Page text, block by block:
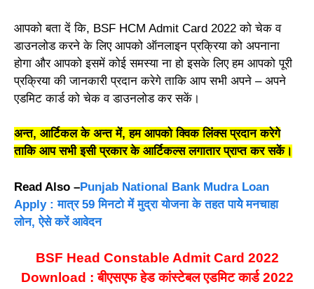
आपको बता दें कि, BSF HCM Admit Card 2022 को चेक व
डाउनलोड करने के लिए आपको ऑनलाइन प्रक्रिया को अपनाना
होगा और आपको इसमें कोई समस्या ना हो इसके लिए हम आपको पूरी
प्रक्रिया की जानकारी प्रदान करेगे ताकि आप सभी अपने – अपने
एडमिट कार्ड को चेक व डाउनलोड कर सकें।
अन्त, आर्टिकल के अन्त में, हम आपको क्विक लिंक्स प्रदान करेगे
ताकि आप सभी इसी प्रकार के आर्टिकल्स लगातार प्राप्त कर सकें।
Read Also –Punjab National Bank Mudra Loan
Apply : मात्र 59 मिनटो में मुद्रा योजना के तहत पायेे मनचाहा
लोन, ऐसे करें आवेदन
BSF Head Constable Admit Card 2022
Download : बीएसएफ हेड कांस्टेबल एडमिट कार्ड 2022